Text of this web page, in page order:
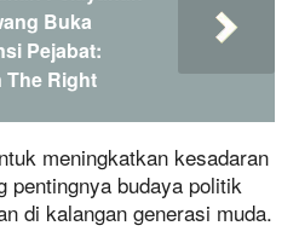
Buka
Pejabat:
The Right
meningkatkan kesadaran
pentingnya budaya politik
di kalangan generasi muda.